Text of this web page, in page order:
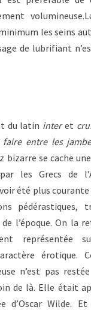
les seins
de lubrifiant
du latin interet
faire entre les
bizarre se cache
les Grecs de
été plus courante
pédérastiques,
l’époque. On la
représentée
érotique.
n’est pas
de là. Elle était
d’Oscar Wilde.